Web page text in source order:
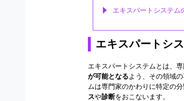
エキスパートシステム
エキスパートシ
エキスパートシステムとは、
が可能となるよう、その領域
ムは専門家のかわりに特定の
スや診断をおこないます。